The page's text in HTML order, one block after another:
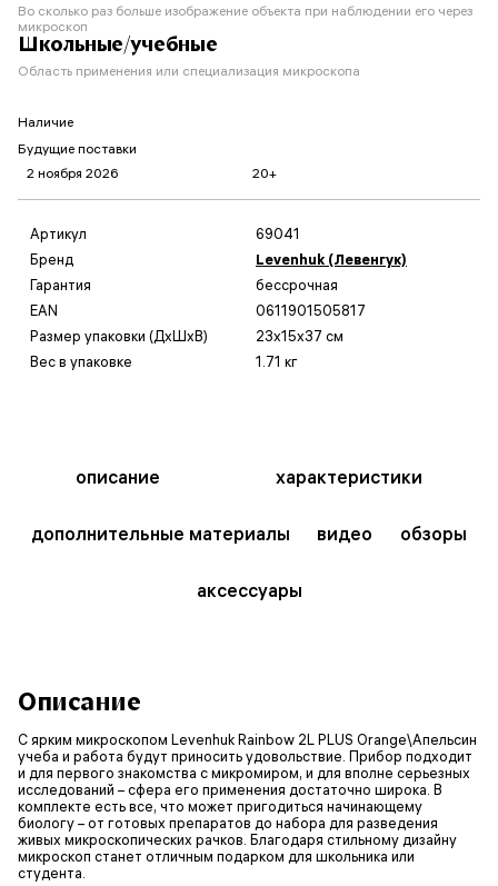
Во сколько раз больше изображение объекта при наблюдении его через
микроскоп
Школьные/учебные
Область применения или специализация микроскопа
Наличие
Будущие поставки
2 ноября 2026
20+
Артикул
69041
Бренд
Levenhuk (Левенгук)
Гарантия
бессрочная
EAN
0611901505817
Размер упаковки (ДxШxВ)
23x15x37 см
Вес в упаковке
1.71 кг
описание характеристики
дополнительные материалы видео обзоры
аксессуары
Описание
С ярким микроскопом Levenhuk Rainbow 2L PLUS Orange\Апельсин
учеба и работа будут приносить удовольствие. Прибор подходит
и для первого знакомства с микромиром, и для вполне серьезных
исследований – сфера его применения достаточно широка. В
комплекте есть все, что может пригодиться начинающему
биологу – от готовых препаратов до набора для разведения
живых микроскопических рачков. Благодаря стильному дизайну
микроскоп станет отличным подарком для школьника или
студента.